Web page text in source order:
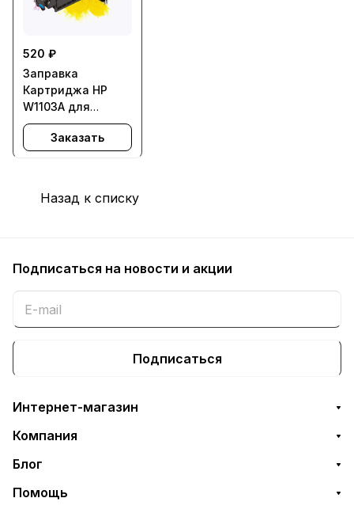
520 ₽
Заправка
Картриджа HP
W1103A для
Neverstop Laser
1000a, 1000w,
Заказать
Назад к списку
Подписаться на новости и акции
Подписаться
Интернет-магазин
Компания
Блог
Помощь